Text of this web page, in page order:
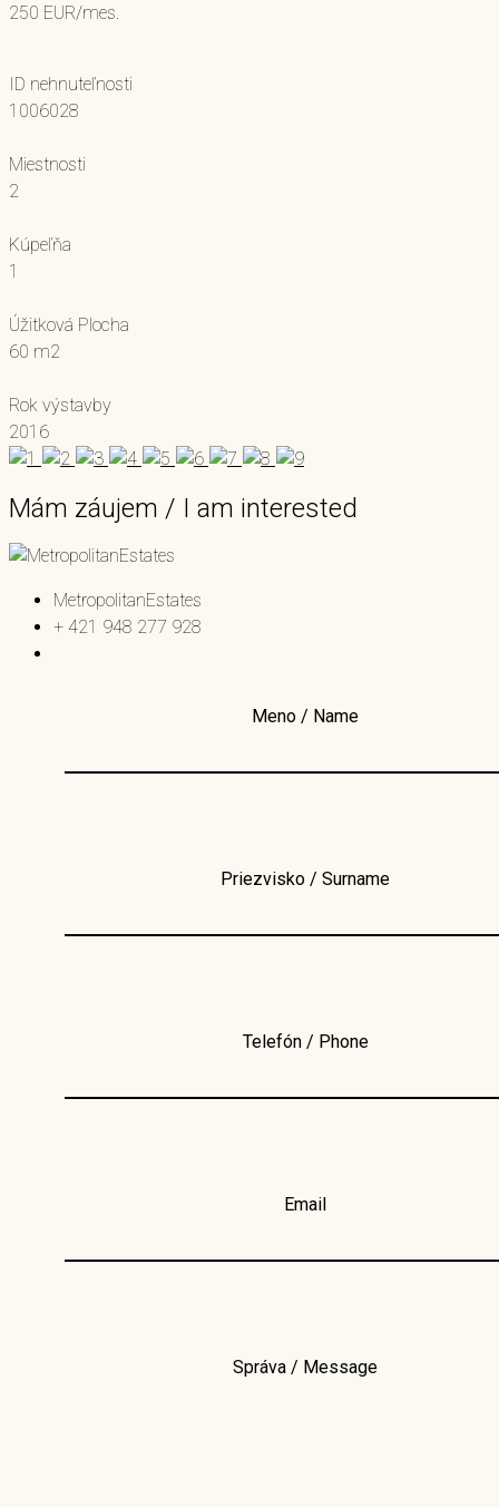
250 EUR/mes.
ID nehnuteľnosti
1006028
Miestnosti
2
Kúpeľňa
1
Úžitková Plocha
60 m2
Rok výstavby
2016
Mám záujem / I am interested
MetropolitanEstates
+ 421 948 277 928
Meno / Name
Priezvisko / Surname
Telefón / Phone
Email
Správa / Message